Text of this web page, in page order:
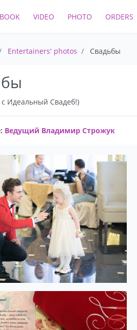
VIDEO PHOTO ORDERS
Entertainers' photos Свадьбы
Идеальный Свадеб!)
Ведущий Владимир Строжук